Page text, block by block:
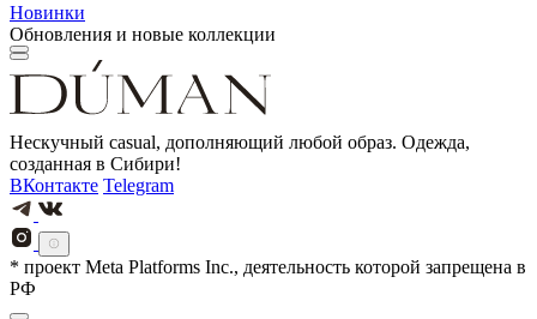
Новинки
Обновления и новые коллекции
Нескучный casual, дополняющий любой образ. Одежда,
созданная в Сибири!
ВКонтакте Telegram
* проект Meta Platforms Inc., деятельность которой запрещена в
РФ